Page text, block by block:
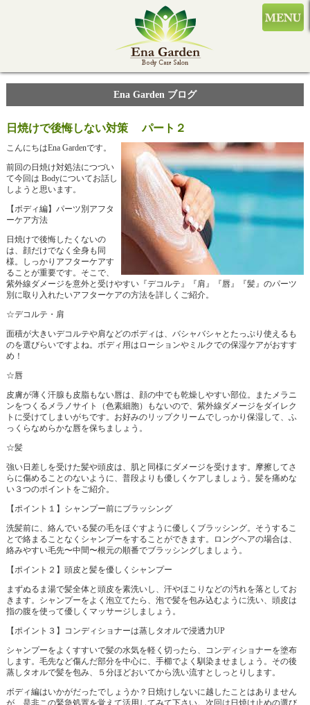
Ena Garden ブログ
日焼けで後悔しない対策 パート２
こんにちはEna Gardenです。
前回の日焼け対処法につづい
て今回は Bodyについてお話し
しようと思います。
【ボディ編】パーツ別アフタ
ーケア方法
日焼けで後悔したくないの
は、顔だけでなく全身も同
様。しっかりアフターケアす
ることが重要です。そこで、
紫外線ダメージを意外と受けやすい『デコルテ』『肩』『唇』『髪』のパーツ
別に取り入れたいアフターケアの方法を詳しくご紹介。
☆デコルテ・肩
面積が大きいデコルテや肩などのボディは、バシャバシャとたっぷり使えるも
のを選びらいですよね。ボディ用はローションやミルクでの保湿ケアがおすす
め！
☆唇
皮膚が薄く汗腺も皮脂もない唇は、顔の中でも乾燥しやすい部位。またメラニ
ンをつくるメラノサイト（色素細胞）もないので、紫外線ダメージをダイレク
トに受けてしまいがちです。お好みのリップクリームでしっかり保湿して、ふ
っくらなめらかな唇を保ちましょう。
☆髪
強い日差しを受けた髪や頭皮は、肌と同様にダメージを受けます。摩擦してさ
らに傷めることのないように、普段よりも優しくケアしましょう。髪を痛めな
い３つのポイントをご紹介。
【ポイント１】シャンプー前にブラッシング
洗髪前に、絡んでいる髪の毛をほぐすように優しくブラッシング。そうするこ
とで絡まることなくシャンプーをすることができます。ロングヘアの場合は、
絡みやすい毛先〜中間〜根元の順番でブラッシングしましょう。
【ポイント２】頭皮と髪を優しくシャンプー
まずぬるま湯で髪全体と頭皮を素洗いし、汗やほこりなどの汚れを落としてお
きます。シャンプーをよく泡立てたら、泡で髪を包み込むように洗い、頭皮は
指の腹を使って優しくマッサージしましょう。
【ポイント３】コンディショナーは蒸しタオルで浸透力UP
シャンプーをよくすすいで髪の水気を軽く切ったら、コンディショナーを塗布
します。毛先など傷んだ部分を中心に、手櫛でよく馴染ませましょう。その後
蒸しタオルで髪を包み、５分ほどおいてから洗い流すとしっとりします。
ボディ編はいかがだったでしょうか？日焼けしないに越したことはありません
が、是非この緊急処置を覚えて活用してみて下さい。次回は日焼け止めの選び